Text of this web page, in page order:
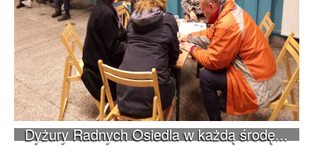
Dyżury Radnych Osiedla w każdą środę...